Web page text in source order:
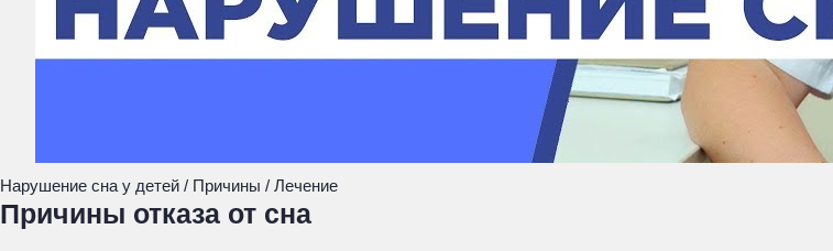
Нарушение сна у детей / Причины / Лечение
Причины отказа от сна